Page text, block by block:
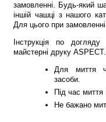
замовленні. Будь-який
іншій чашці з нашого
Для цього при
Інструкція по
майстерні друку
Для миття
засоби.
Під час миття
Не бажано